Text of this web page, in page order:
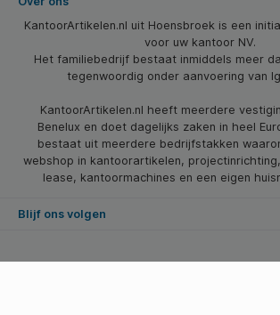
KantoorArtikelen.nl uit Hoensbroek is een
voor uw kantoor NV.
Het familiebedrijf bestaat inmiddels meer
tegenwoordig onder aanvoering van
KantoorArtikelen.nl heeft meerdere
Benelux en doet dagelijks zaken in heel
bestaat uit meerdere bedrijfstakken
webshop in kantoorartikelen,
lease, kantoormachines en een eigen
Blijf ons volgen